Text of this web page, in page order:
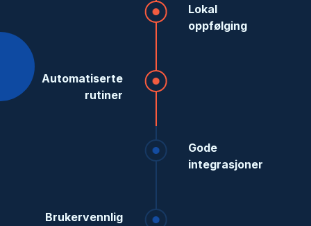
Lokal
oppfølging
Automatiserte
rutiner
Gode
integrasjoner
Brukervennlig